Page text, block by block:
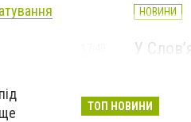
НОВИНИ
У
НОВИНИ
ТОП НОВИНИ